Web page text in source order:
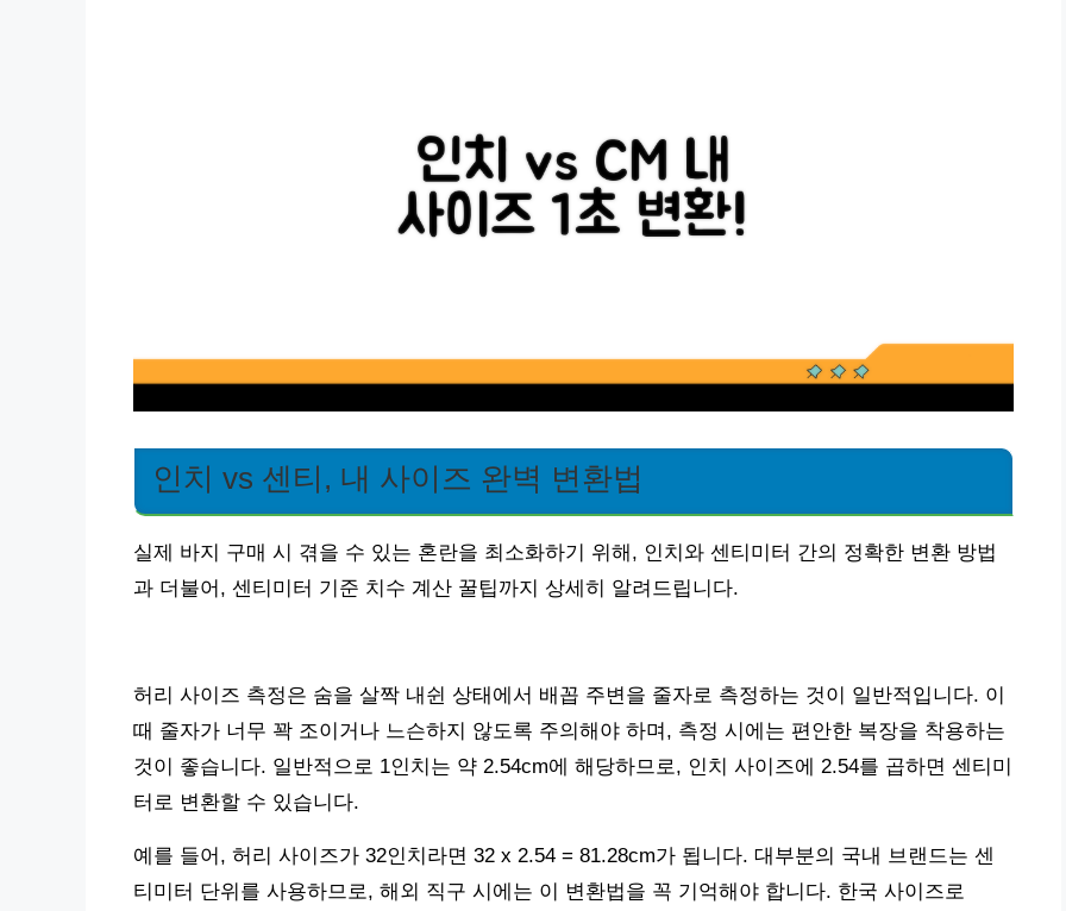
인치 vs 센티, 내 사이즈 완벽 변환법
실제 바지 구매 시 겪을 수 있는 혼란을 최소화하기 위해, 인치와 센티미터 간의 정확한 변환 방법
과 더불어, 센티미터 기준 치수 계산 꿀팁까지 상세히 알려드립니다.
허리 사이즈 측정은 숨을 살짝 내쉰 상태에서 배꼽 주변을 줄자로 측정하는 것이 일반적입니다. 이
때 줄자가 너무 꽉 조이거나 느슨하지 않도록 주의해야 하며, 측정 시에는 편안한 복장을 착용하는
것이 좋습니다. 일반적으로 1인치는 약 2.54cm에 해당하므로, 인치 사이즈에 2.54를 곱하면 센티미
터로 변환할 수 있습니다.
예를 들어, 허리 사이즈가 32인치라면 32 x 2.54 = 81.28cm가 됩니다. 대부분의 국내 브랜드는 센
티미터 단위를 사용하므로, 해외 직구 시에는 이 변환법을 꼭 기억해야 합니다. 한국 사이즈로